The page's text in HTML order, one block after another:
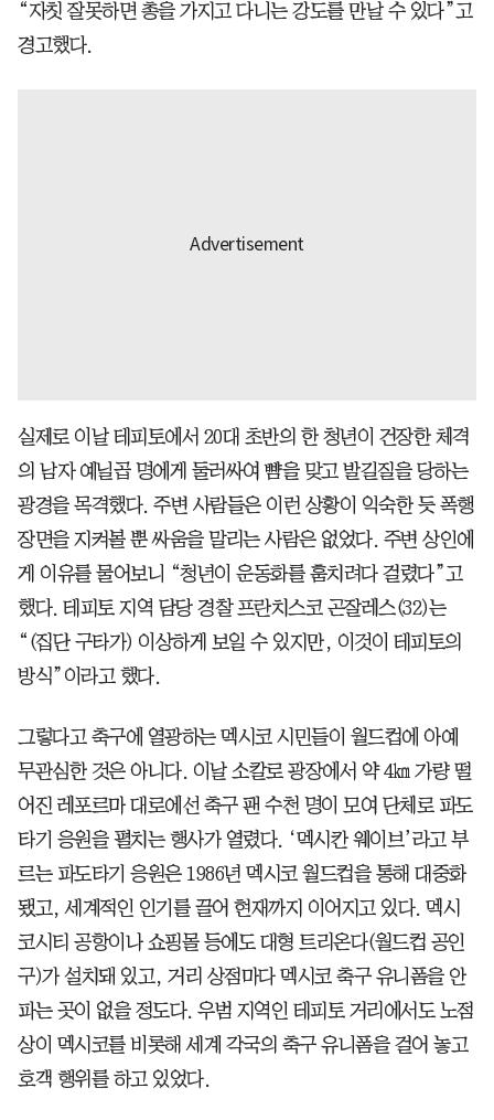
“자칫 잘못하면 총을 가지고 다니는 강도를 만날 수 있다”고
경고했다.
실제로 이날 테피토에서 20대 초반의 한 청년이 건장한 체격
의 남자 예닐곱 명에게 둘러싸여 뺨을 맞고 발길질을 당하는
광경을 목격했다. 주변 사람들은 이런 상황이 익숙한 듯 폭행
장면을 지켜볼 뿐 싸움을 말리는 사람은 없었다. 주변 상인에
게 이유를 물어보니 “청년이 운동화를 훔치려다 걸렸다”고
했다. 테피토 지역 담당 경찰 프란치스코 곤잘레스(32)는
“(집단 구타가) 이상하게 보일 수 있지만, 이것이 테피토의
방식”이라고 했다.
그렇다고 축구에 열광하는 멕시코 시민들이 월드컵에 아예
무관심한 것은 아니다. 이날 소칼로 광장에서 약 4㎞ 가량 떨
어진 레포르마 대로에선 축구 팬 수천 명이 모여 단체로 파도
타기 응원을 펼치는 행사가 열렸다. ‘멕시칸 웨이브’라고 부
르는 파도타기 응원은 1986년 멕시코 월드컵을 통해 대중화
됐고, 세계적인 인기를 끌어 현재까지 이어지고 있다. 멕시
코시티 공항이나 쇼핑몰 등에도 대형 트리온다(월드컵 공인
구)가 설치돼 있고, 거리 상점마다 멕시코 축구 유니폼을 안
파는 곳이 없을 정도다. 우범 지역인 테피토 거리에서도 노점
상이 멕시코를 비롯해 세계 각국의 축구 유니폼을 걸어 놓고
호객 행위를 하고 있었다.